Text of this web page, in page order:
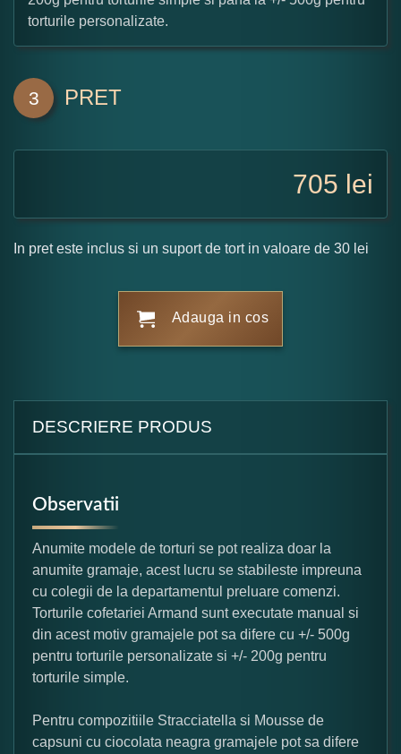
torturile personalizate.
3 PRET
705 lei
In pret este inclus si un suport de tort in valoare de 30 lei
Adauga in cos
DESCRIERE PRODUS
Observatii
Anumite modele de torturi se pot realiza doar la
anumite gramaje, acest lucru se stabileste impreuna
cu colegii de la departamentul preluare comenzi.
Torturile cofetariei Armand sunt executate manual si
din acest motiv gramajele pot sa difere cu +/- 500g
pentru torturile personalizate si +/- 200g pentru
torturile simple.
Pentru compozitiile Stracciatella si Mousse de
capsuni cu ciocolata neagra gramajele pot sa difere